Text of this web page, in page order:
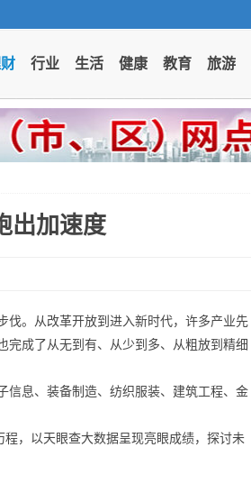
行业 生活 健康 教育 旅游
出加速度
伐。从改革开放到进入新时代，许多产业先
完成了从无到有、从少到多、从粗放到精细
信息、装备制造、纺织服装、建筑工程、金
，以天眼查大数据呈现亮眼成绩，探讨未